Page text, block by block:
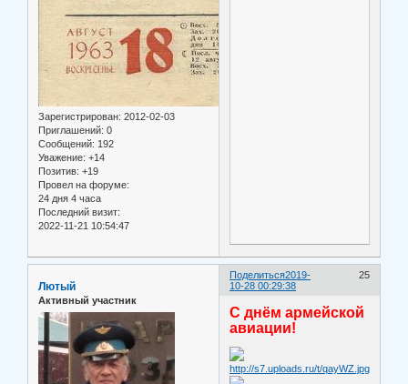
Зарегистрирован: 2012-02-03
Приглашений: 0
Сообщений: 192
Уважение: +14
Позитив: +19
Провел на форуме:
24 дня 4 часа
Последний визит:
2022-11-21 10:54:47
Поделиться 25
2019-
10-28 00:29:38
Лютый
Активный участник
С днём армейской
авиации!